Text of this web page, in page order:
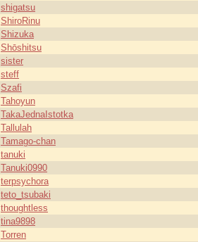
shigatsu
ShiroRinu
Shizuka
Shōshitsu
sister
steff
Szafi
Tahoyun
TakaJednaIstotka
Tallulah
Tamago-chan
tanuki
Tanuki0990
terpsychora
teto_tsubaki
thoughtless
tina9898
Torren